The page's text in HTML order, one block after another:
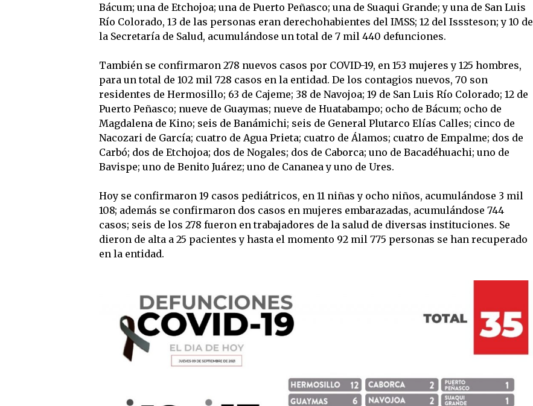
Bácum; una de Etchojoa; una de Puerto Peñasco; una de Suaqui Grande; y una de San Luis
Río Colorado, 13 de las personas eran derechohabientes del IMSS; 12 del Isssteson; y 10 de
la Secretaría de Salud, acumulándose un total de 7 mil 440 defunciones.
También se confirmaron 278 nuevos casos por COVID-19, en 153 mujeres y 125 hombres,
para un total de 102 mil 728 casos en la entidad. De los contagios nuevos, 70 son
residentes de Hermosillo; 63 de Cajeme; 38 de Navojoa; 19 de San Luis Río Colorado; 12 de
Puerto Peñasco; nueve de Guaymas; nueve de Huatabampo; ocho de Bácum; ocho de
Magdalena de Kino; seis de Banámichi; seis de General Plutarco Elías Calles; cinco de
Nacozari de García; cuatro de Agua Prieta; cuatro de Álamos; cuatro de Empalme; dos de
Carbó; dos de Etchojoa; dos de Nogales; dos de Caborca; uno de Bacadéhuachi; uno de
Bavispe; uno de Benito Juárez; uno de Cananea y uno de Ures.
Hoy se confirmaron 19 casos pediátricos, en 11 niñas y ocho niños, acumulándose 3 mil
108; además se confirmaron dos casos en mujeres embarazadas, acumulándose 744
casos; seis de los 278 fueron en trabajadores de la salud de diversas instituciones. Se
dieron de alta a 25 pacientes y hasta el momento 92 mil 775 personas se han recuperado
en la entidad.